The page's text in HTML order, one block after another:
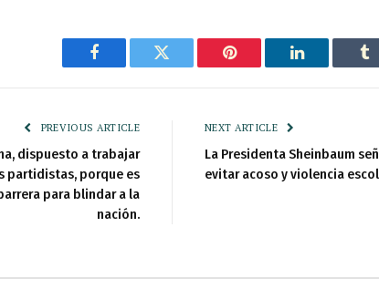
Facebook Twitter Pinterest LinkedIn
PREVIOUS ARTICLE
dispuesto a trabajar
partidistas, porque es
para blindar a la
nación.
NEXT ARTICLE
La Presidenta Sheinbaum
evitar acoso y violencia